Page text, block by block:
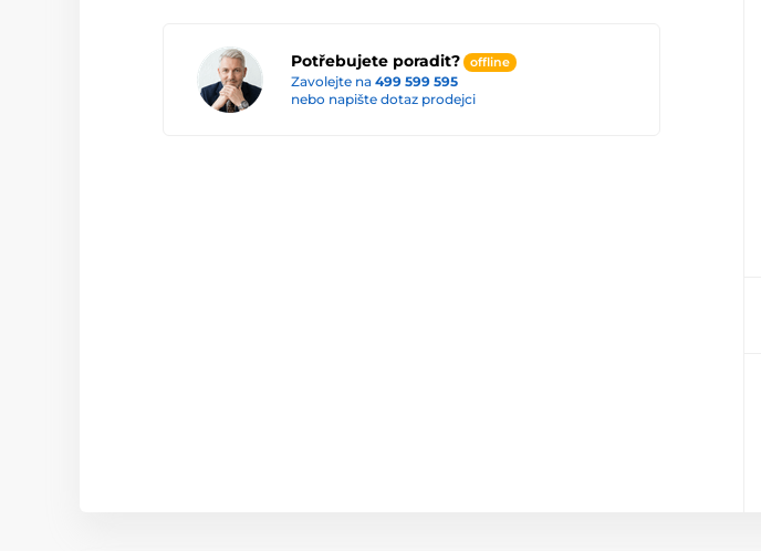
Potřebujete poradit? offline
Zavolejte na 499 599 595
nebo napište dotaz prodejci